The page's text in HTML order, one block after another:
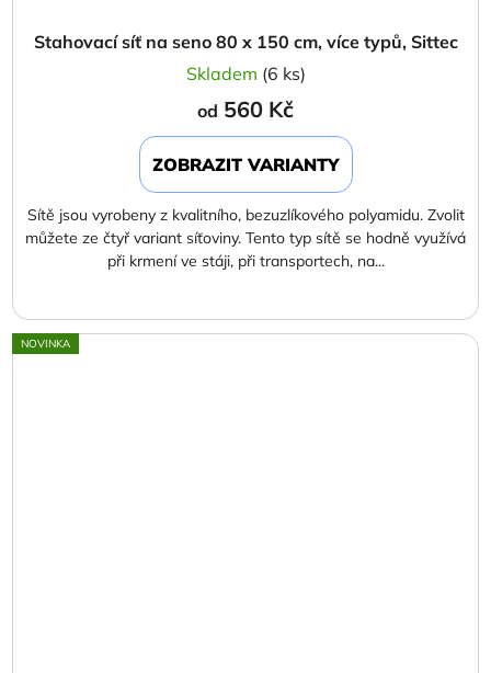
Stahovací síť na seno 80 x 150 cm, více typů, Sittec
Skladem (6 ks)
od 560 Kč
ZOBRAZIT VARIANTY
Sítě jsou vyrobeny z kvalitního, bezuzlíkového polyamidu. Zvolit
můžete ze čtyř variant síťoviny. Tento typ sítě se hodně využívá
při krmení ve stáji, při transportech, na...
NOVINKA